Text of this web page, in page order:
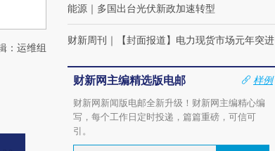
：运维组
能源 ｜ 多国出台光伏新政加速转型
财新周刊 ｜ 【封面报道】电力现货市场元年突进
财新网主编精选版电邮
样例
财新网新闻版电邮全新升级！财新网主编精心编
写，每个工作日定时投递，篇篇重磅，可信可
引。